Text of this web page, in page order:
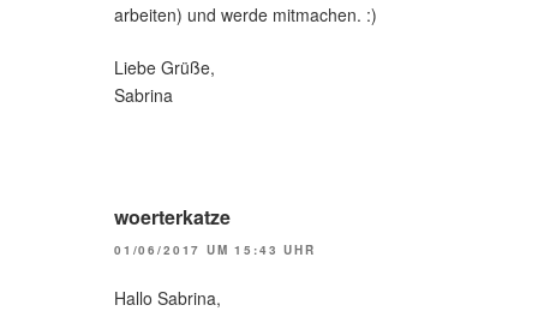
arbeiten) und werde mitmachen. :)
Liebe Grüße,
Sabrina
woerterkatze
01/06/2017 UM 15:43 UHR
Hallo Sabrina,